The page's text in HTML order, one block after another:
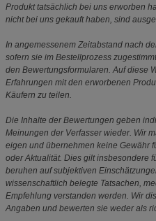
Produkt tatsächlich bei uns erworben
nicht bei uns gekauft haben, sind
In angemessenem Zeitabstand nach
sofern sie im Bestellprozess
den Bewertungsformularen. Auf diese
Erfahrungen mit den erworbenen
Käufern zu teilen.
Die Inhalte der Bewertungen geben
Meinungen der Verfasser wieder. Wir
eigen und übernehmen keine Gewähr
oder Aktualität. Dies gilt insbesondere
beruhen auf subjektiven
wissenschaftlich belegte Tatsachen,
Empfehlung verstanden werden. Wir
Angaben und bewerten sie weder als